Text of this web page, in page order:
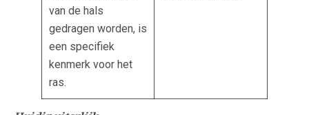
van de hals
gedragen worden, is
een specifiek
kenmerk voor het
ras.